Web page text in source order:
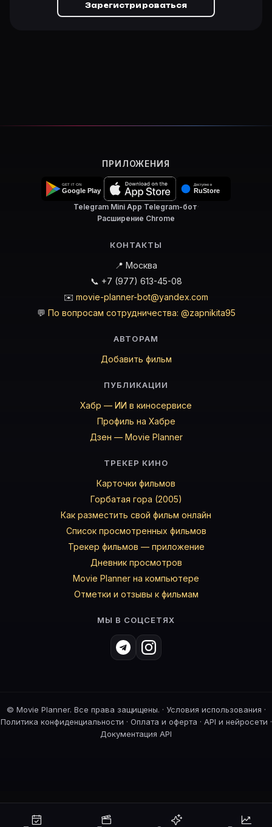
Зарегистрироваться
ПРИЛОЖЕНИЯ
Telegram Mini App·Telegram-бот·
Расширение Chrome
КОНТАКТЫ
📍 Москва
📞 +7 (977) 613-45-08
✉️ movie-planner-bot@yandex.com
💬 По вопросам сотрудничества: @zapnikita95
АВТОРАМ
Добавить фильм
ПУБЛИКАЦИИ
Хабр — ИИ в киносервисе
Профиль на Хабре
Дзен — Movie Planner
ТРЕКЕР КИНО
Карточки фильмов
Горбатая гора (2005)
Как разместить свой фильм онлайн
Список просмотренных фильмов
Трекер фильмов — приложение
Дневник просмотров
Movie Planner на компьютере
Отметки и отзывы к фильмам
МЫ В СОЦСЕТЯХ
© Movie Planner. Все права защищены. · Условия использования ·
Политика конфиденциальности · Оплата и оферта · API и нейросети ·
Документация API